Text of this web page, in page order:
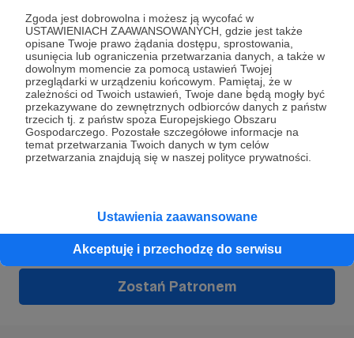
Zgoda jest dobrowolna i możesz ją wycofać w
USTAWIENIACH ZAAWANSOWANYCH, gdzie jest także
opisane Twoje prawo żądania dostępu, sprostowania,
usunięcia lub ograniczenia przetwarzania danych, a także w
dowolnym momencie za pomocą ustawień Twojej
przeglądarki w urządzeniu końcowym. Pamiętaj, że w
zależności od Twoich ustawień, Twoje dane będą mogły być
przekazywane do zewnętrznych odbiorców danych z państw
trzecich tj. z państw spoza Europejskiego Obszaru
Gospodarczego. Pozostałe szczegółowe informacje na
temat przetwarzania Twoich danych w tym celów
przetwarzania znajdują się w naszej polityce prywatności.
Ustawienia zaawansowane
Akceptuję i przechodzę do serwisu
Wesprzyj działalność AutoraCENTERKOjuż teraz!
Zostań Patronem